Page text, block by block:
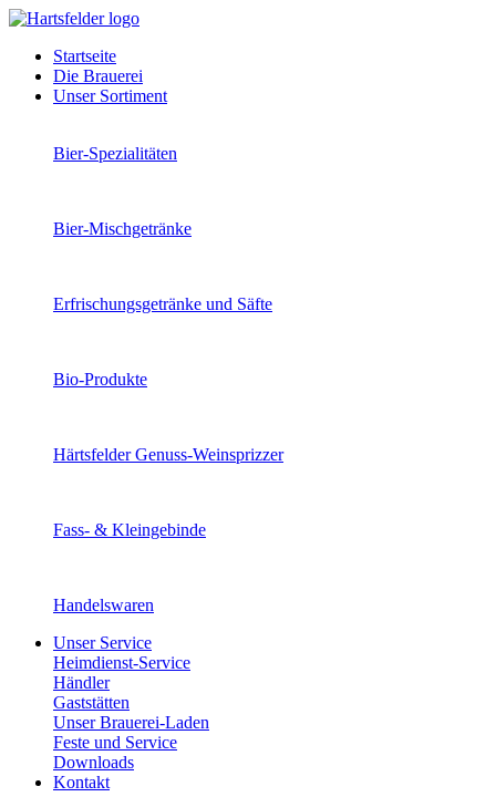
Startseite
Die Brauerei
Unser Sortiment
Bier-Spezialitäten
Bier-Mischgetränke
Erfrischungsgetränke und Säfte
Bio-Produkte
Härtsfelder Genuss-Weinsprizzer
Fass- & Kleingebinde
Handelswaren
Unser Service
Heimdienst-Service
Händler
Gaststätten
Unser Brauerei-Laden
Feste und Service
Downloads
Kontakt